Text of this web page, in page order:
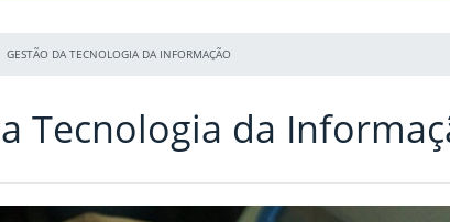
GESTÃO DA TECNOLOGIA DA INFORMAÇÃO
Tecnologia da